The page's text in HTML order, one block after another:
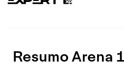
Resumo Arena